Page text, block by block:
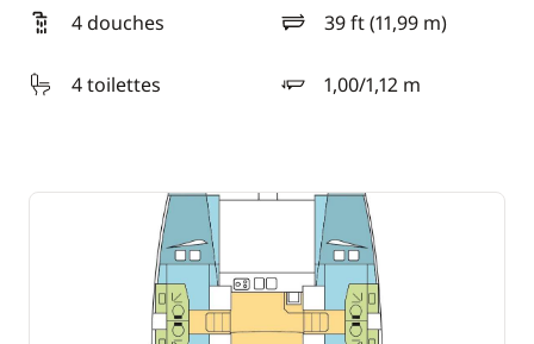
4 douches 39 ft (11,99 m)
longueur
4 toilettes
1,00/1,12 m
tirant d'eau